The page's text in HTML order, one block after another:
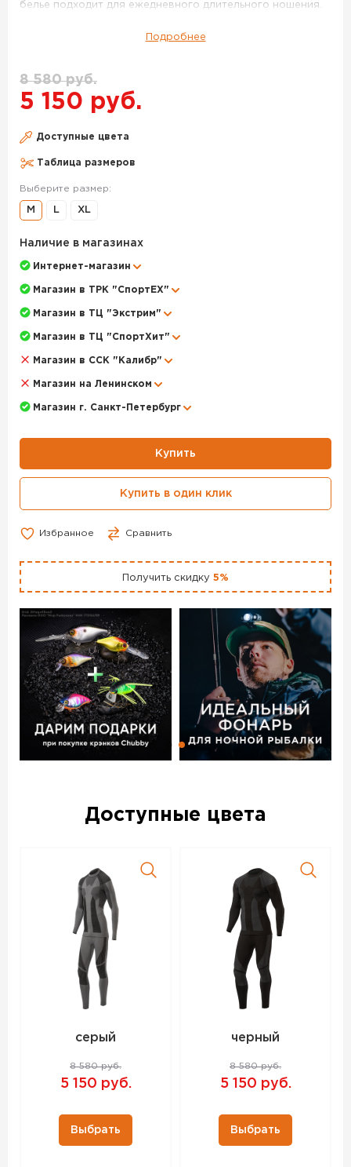
белье подходит для ежедневного длительного ношения.
технологичных материалов и функционального дизайна
повторяет форму тела (анатомический рельеф) и
создает максимальный комфорт при занятии активными
видами спорта - разгружает мышцы. Каждую модель
термобелья тестируют профессиональные спортсмены
из сборной России.
описанием всех технологий термобелья.
система воздушных каналов, позволяющая коже дышать;
отсутствуют боковые швы, анатомические
3D структура обеспечивает полный комфорт и свободу
в движении, обеспечивает поддержку мышц;
препятствование образованию бактерий;
гипоаллергенно и экологично;
хорошо тянется.
бег;
футбол, хоккей и т.д;
активный отдых;
Dehydration System: применяется в местах
на внешний слой термобелья, что поволяет оставаться
сухим даже в экстремальных условиях
Air condition system: система воздушных каналов,
которые расположены на спине и груди, обеспечивает
естественное поступление воздуха к коже, оптимизируя
теплообмен, и одновременно создает воздушную
преграду для холода, позволяя спортсмену оставаться
сухим даже в самых экстремальных условиях
Compression: продуманная система компрессии
улучшает циркуляцию крови, защищает и стимулирует
анатомическим зонам с различными типами вязки,
термобелье полностью повторяет форму тела, что
Комплект термобелья V-MOTION F10 мужской цвет серый
– данный товар доступен для заказа в интернет-магазине
BigGame по цене 5 150 руб. с доставкой в Москве и по
всей России. Для того, чтобы купить данный товар,
положите его в корзину или позвоните по телефону +7
(495) 972-89-89
Подробнее
8 580 руб.
5 150 руб.
Доступные цвета
Таблица размеров
Выберите размер:
M L XL
Наличие в магазинах
Интернет-магазин
Магазин в ТРК "СпортЕХ"
Магазин в ТЦ "Экстрим"
Магазин в ТЦ "СпортХит"
Магазин в ССК "Калибр"
Магазин на Ленинском
Магазин г. Санкт-Петербург
Купить
Купить в один клик
Избранное Сравнить
Получить скидку 5%
Доступные цвета
серый
8 580 руб.
5 150 руб.
Выбрать
черный
8 580 руб.
5 150 руб.
Выбрать